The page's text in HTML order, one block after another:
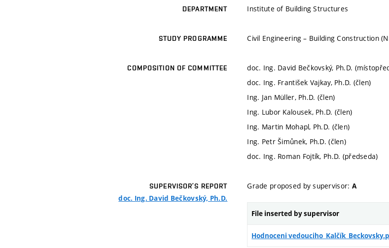
DEPARTMENT Institute of Building Structures
STUDY PROGRAMME Civil Engineering – Building Construction
COMPOSITION OF COMMITTEE
doc. Ing. David Bečkovský, Ph.D.
doc. Ing. František Vajkay, Ph.D. (člen)
Ing. Jan Müller, Ph.D. (člen)
Ing. Lubor Kalousek, Ph.D. (člen)
Ing. Martin Mohapl, Ph.D. (člen)
Ing. Petr Šimůnek, Ph.D. (člen)
doc. Ing. Roman Fojtík, Ph.D. (předseda)
SUPERVISOR’S REPORT
doc. Ing. David Bečkovský, Ph.D.
Grade proposed by supervisor: A
File inserted by supervisor
Hodnoceni